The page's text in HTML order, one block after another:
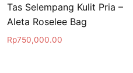
Tas Selempang Kulit Pria –
Aleta Roselee Bag
Rp750,000.00